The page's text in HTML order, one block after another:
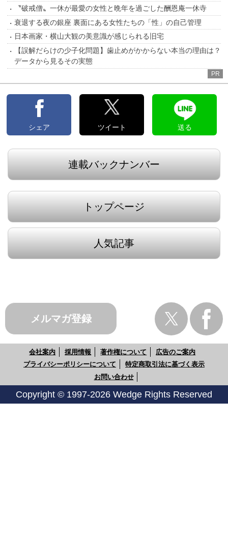
〝破戒僧〟一休が最愛の女性と晩年を過ごした酬恩庵一休寺
衰退する夜の銀座 裏面にある女性たちの「性」の自己管理
日本画家・横山大観の美意識が感じられる旧宅
【誤解だらけの少子化問題】歯止めがかからない本当の理由は？
データから見るその実態
PR
シェア ツイート 送る
連載バックナンバー
トップページ
人気記事
メルマガ登録
会社案内 採用情報 著作権について
広告のご案内
プライバシーポリシーについて
特定商取引法に基づく表示
お問い合わせ
Copyright © 1997-2026 Wedge Rights Reserved